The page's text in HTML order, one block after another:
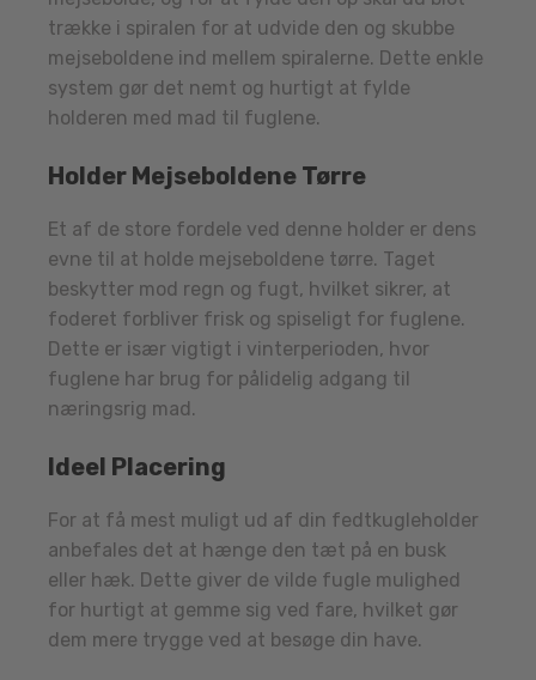
trække i spiralen for at udvide den og skubbe
mejseboldene ind mellem spiralerne. Dette enkle
system gør det nemt og hurtigt at fylde
holderen med mad til fuglene.
Holder Mejseboldene Tørre
Et af de store fordele ved denne holder er dens
evne til at holde mejseboldene tørre. Taget
beskytter mod regn og fugt, hvilket sikrer, at
foderet forbliver frisk og spiseligt for fuglene.
Dette er især vigtigt i vinterperioden, hvor
fuglene har brug for pålidelig adgang til
næringsrig mad.
Ideel Placering
For at få mest muligt ud af din fedtkugleholder
anbefales det at hænge den tæt på en busk
eller hæk. Dette giver de vilde fugle mulighed
for hurtigt at gemme sig ved fare, hvilket gør
dem mere trygge ved at besøge din have.